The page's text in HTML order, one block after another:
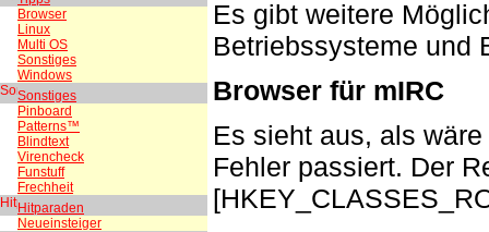
Browser
Linux
Multi OS
Sonstiges
Windows
Sonstiges
Pinboard
Patterns™
Blindtext
Virencheck
Funstuff
Frechheit
Hitparaden
Neueinsteiger
Es gibt weitere
Betriebssysteme und
Browser für mIRC
Es sieht aus, als
Fehler passiert. Der